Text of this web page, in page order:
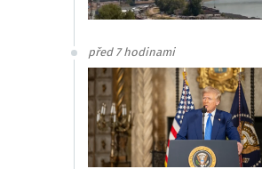
před 7 hodinami